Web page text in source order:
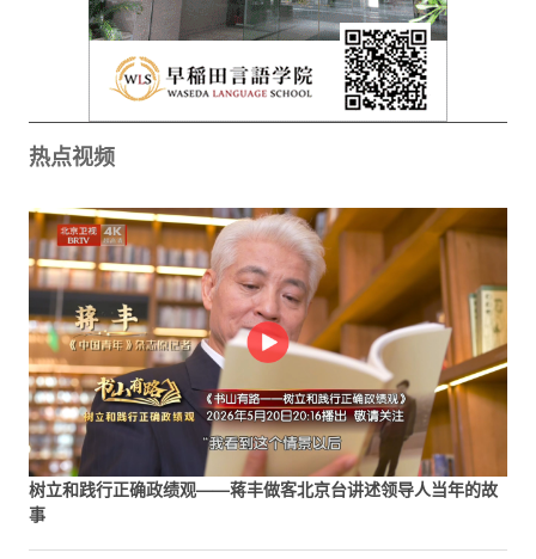
热点视频
树立和践行正确政绩观——蒋丰做客北京台讲述领导人当年的故
事